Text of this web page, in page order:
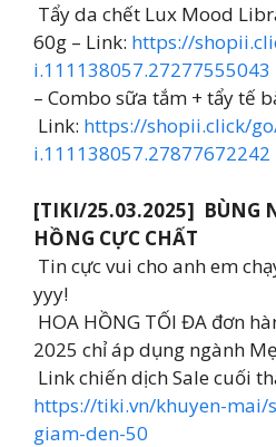
Tẩy da chết Lux Mood
60g – Link: https://
i.111138057.27277555043
– Combo sữa tắm + tẩy tế
Link: https://shopii.click/
i.111138057.27877672242
[TIKI/25.03.2025] BÙNG
HỒNG CỰC CHẤT
Tin cực vui cho anh em
yyy!
HOA HỒNG TỐI ĐA đơn
2025 chỉ áp dụng ngành
Link chiến dịch Sale cuối
https://tiki.vn/khuyen-mai/
giam-den-50